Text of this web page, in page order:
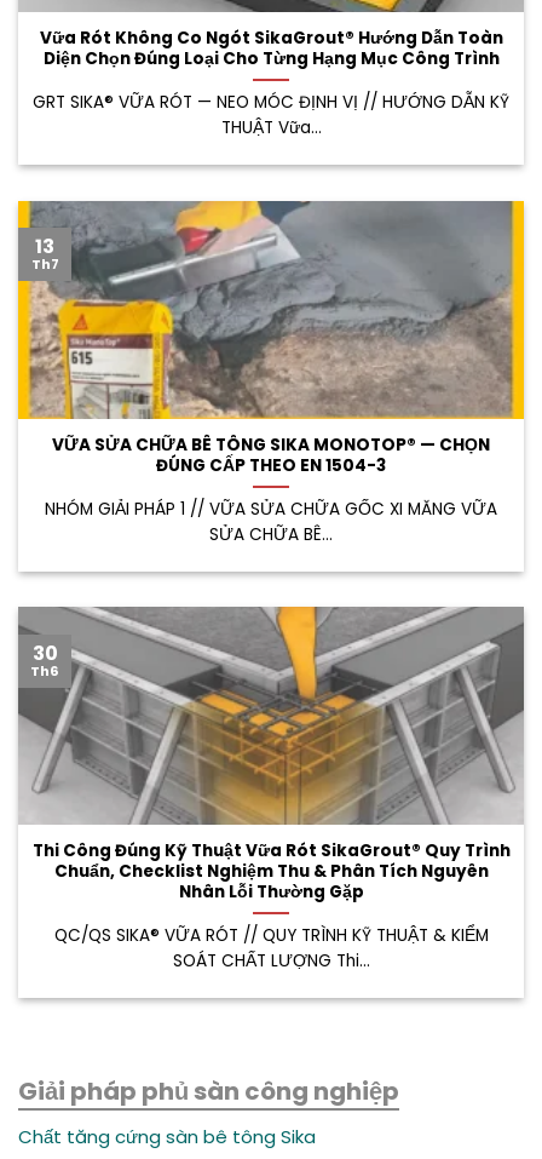
Vữa Rót Không Co Ngót SikaGrout® Hướng Dẫn Toàn
Diện Chọn Đúng Loại Cho Từng Hạng Mục Công Trình
GRT SIKA® VỮA RÓT — NEO MÓC ĐỊNH VỊ // HƯỚNG DẪN KỸ
THUẬT Vữa...
VỮA SỬA CHỮA BÊ TÔNG SIKA MONOTOP® — CHỌN
ĐÚNG CẤP THEO EN 1504-3
NHÓM GIẢI PHÁP 1 // VỮA SỬA CHỮA GỐC XI MĂNG VỮA
SỬA CHỮA BÊ...
13
Th7
Thi Công Đúng Kỹ Thuật Vữa Rót SikaGrout® Quy Trình
Chuẩn, Checklist Nghiệm Thu & Phân Tích Nguyên
Nhân Lỗi Thường Gặp
QC/QS SIKA® VỮA RÓT // QUY TRÌNH KỸ THUẬT & KIỂM
SOÁT CHẤT LƯỢNG Thi...
30
Th6
Giải pháp phủ sàn công nghiệp
Chất tăng cứng sàn bê tông Sika